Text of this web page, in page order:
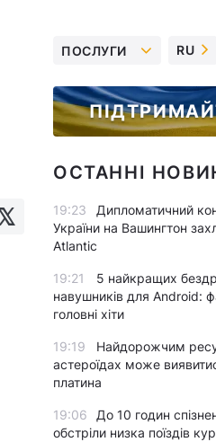
ПОСЛУГИ RU
ОСТАННІ
19:23
Дипломатичний
України на Вашингтон
Atlantic
19:21
5 найкращих
навушників для Android:
головні хіти
19:19
Найдорожчим
астероїдах може
платина
19:06
До 10 годин
обстріли низка поїздів